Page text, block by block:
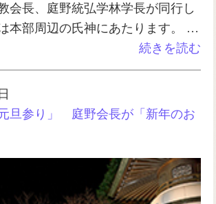
会長、庭野統弘学林学長が同行し
本部周辺の氏神にあたります。 …
続きを読む
旦参り」 庭野会長が「新年のお